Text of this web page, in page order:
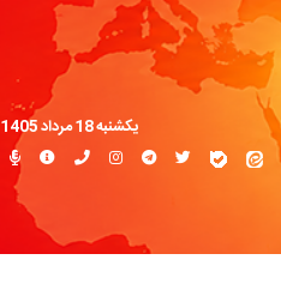
یکشنبه 18 مرداد 1405